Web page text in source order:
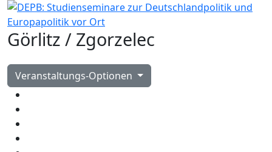
Görlitz / Zgorzelec
Veranstaltungs-Optionen